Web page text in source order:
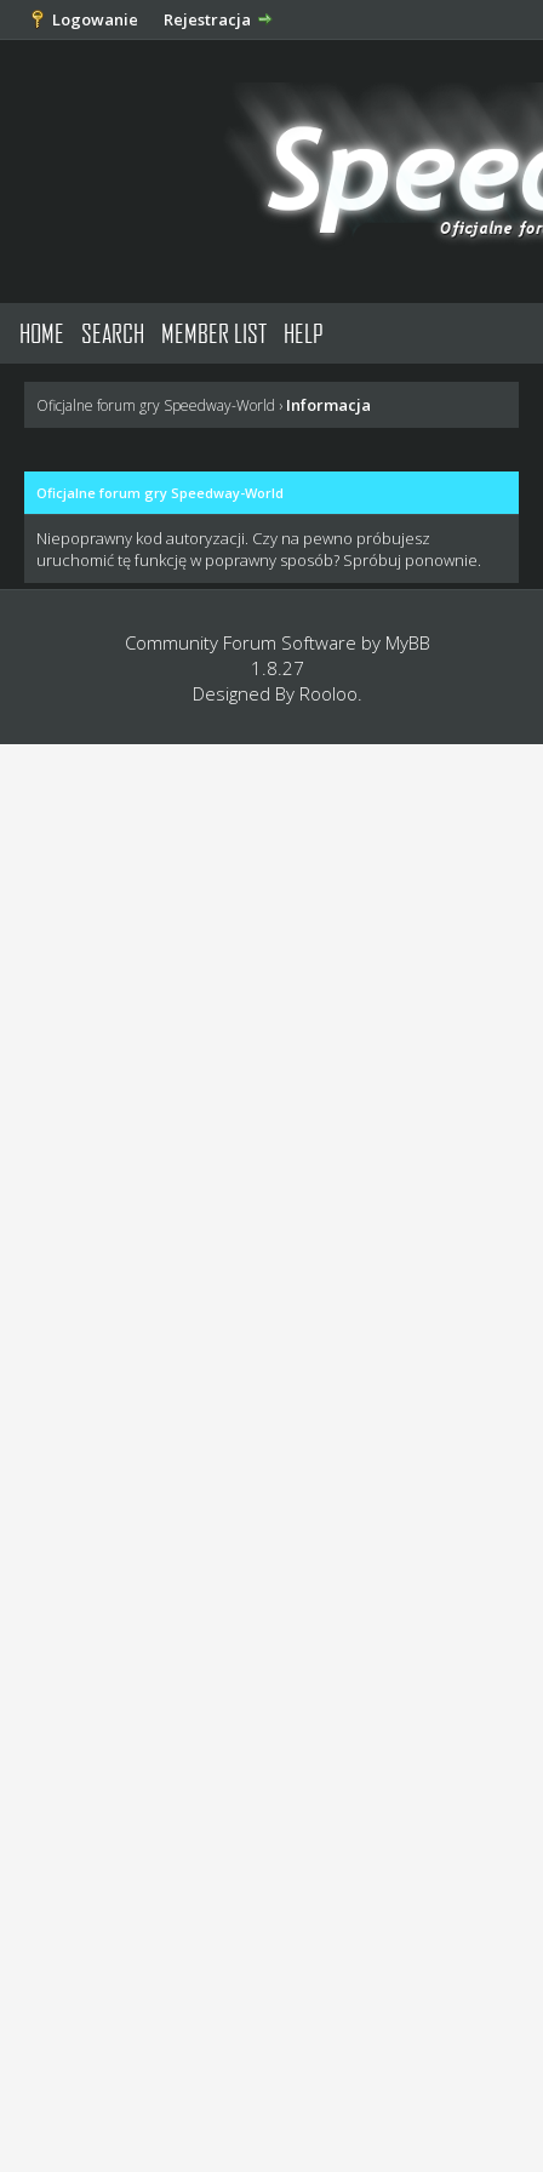
Logowanie Rejestracja
HOME SEARCH MEMBER LIST HELP
Oficjalne forum gry Speedway-World › Informacja
Oficjalne forum gry Speedway-World
Niepoprawny kod autoryzacji. Czy na pewno próbujesz
uruchomić tę funkcję w poprawny sposób? Spróbuj ponownie.
Community Forum Software by MyBB
1.8.27
Designed By Rooloo.